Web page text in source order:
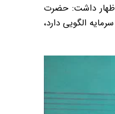
داشت: حضرت
الگویی دارد،